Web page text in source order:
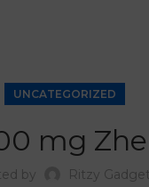
UNCATEGORIZED
mg
by Ritzy